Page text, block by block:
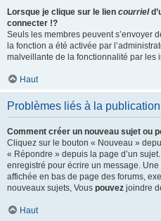
Lorsque je clique sur le lien courriel
connecter !?
Seuls les membres peuvent s’envoyer
la fonction a été activée par
malveillante de la fonctionnalité par les
Haut
Problèmes liés à la
Comment créer un nouveau sujet ou
Cliquez sur le bouton « Nouveau »
« Répondre » depuis la page d’un
enregistré pour écrire un message.
affichée en bas de page des forums,
nouveaux sujets, Vous pouvez joindre
Haut